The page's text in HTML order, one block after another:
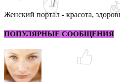
Женский портал - красота,
ПОПУЛЯРНЫЕ СООБЩЕНИЯ